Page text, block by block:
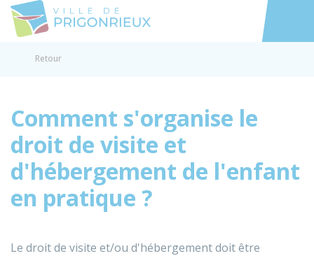
Accéder
Retour
Comment s'organise le
droit de visite et
d'hébergement de l'enfant
en pratique ?
Le droit de visite et/ou d'hébergement doit être